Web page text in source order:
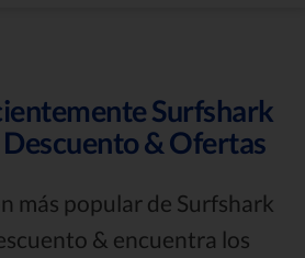
Surfshark
Descuento & Ofertas
más popular de Surfshark
& encuentra los